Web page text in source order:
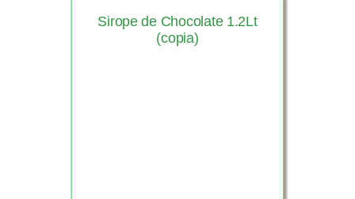
Sirope de Chocolate 1.2Lt
(copia)